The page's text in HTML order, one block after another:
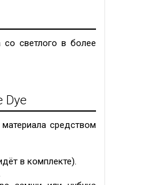
со светлого в более
Dye
средством
в комплекте).